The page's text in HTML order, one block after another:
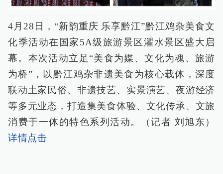
4月28日，“新韵重庆 乐享黔江”黔江鸡杂美食文
化季活动在国家5A级旅游景区濯水景区盛大启
幕。本次活动立足“美食为媒、文化为魂、旅游
为桥”，以黔江鸡杂非遗美食为核心载体，深度
联动土家民俗、非遗技艺、实景演艺、夜游经济
等多元业态，打造集美食体验、文化传承、文旅
消费于一体的特色系列活动。（记者 刘旭东）
详情点击